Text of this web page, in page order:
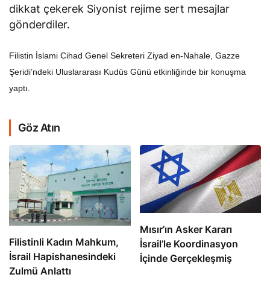
dikkat çekerek Siyonist rejime sert mesajlar
gönderdiler.
Filistin İslami Cihad Genel Sekreteri Ziyad en-Nahale, Gazze
Şeridi’ndeki Uluslararası Kudüs Günü etkinliğinde bir konuşma
yaptı.
Göz Atın
Filistinli Kadın Mahkum,
İsrail Hapishanesindeki
Zulmü Anlattı
Mısır’ın Asker Kararı
İsrail’le Koordinasyon
İçinde Gerçekleşmiş